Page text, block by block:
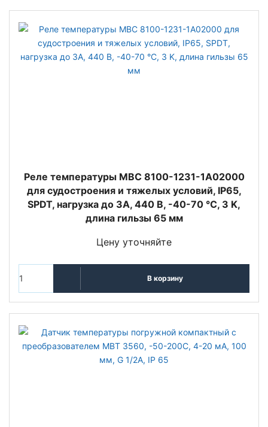
Реле температуры MBC 8100-1231-1A02000
для судостроения и тяжелых условий, IP65,
SPDT, нагрузка до 3А, 440 В, -40-70 °C, 3 K,
длина гильзы 65 мм
Цену уточняйте
В корзину